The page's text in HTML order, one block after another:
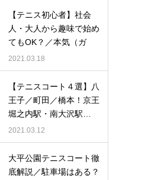
【テニス初心者】社会
人・大人から趣味で始め
てもOK？／本気（ガ
チ…
2021.03.18
【テニスコート４選】八
王子／町田／橋本！京王
堀之内駅・南大沢駅…
2021.03.12
大平公園テニスコート徹
底解説／駐車場はある？